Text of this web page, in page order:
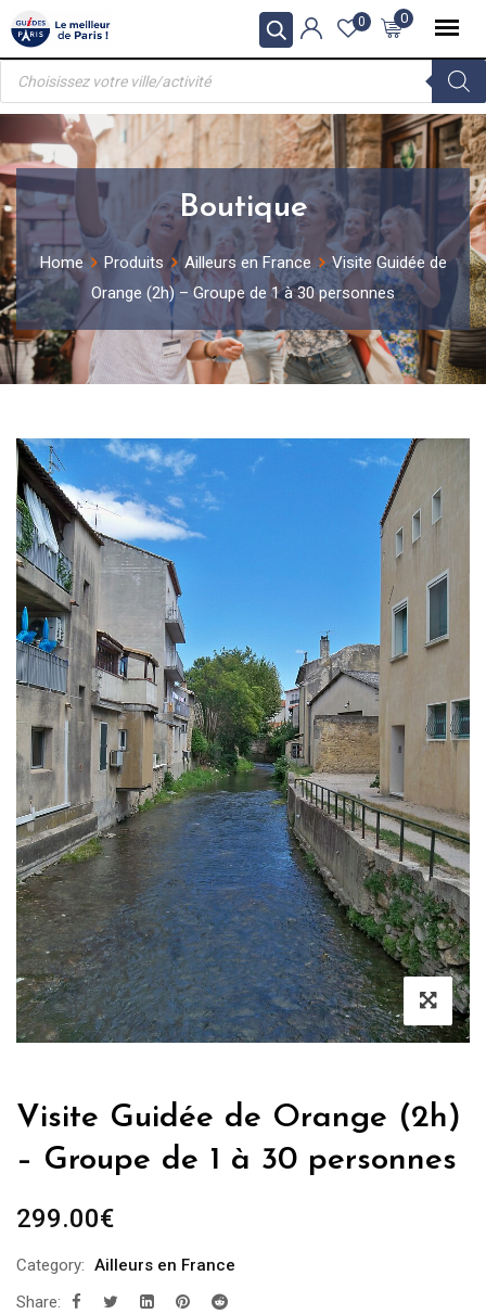
Skip
to
content
0
0
Recherche
produits
Boutique
Home Produits Ailleurs en France
Visite Guidée de
Orange (2h) – Groupe de 1 à 30 personnes
Visite Guidée de Orange (2h)
– Groupe de 1 à 30 personnes
299.00€
Category: Ailleurs en France
Share: